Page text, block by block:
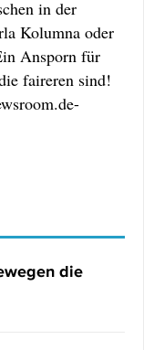
in der
Kolumna oder
Ansporn für
faireren sind!
die